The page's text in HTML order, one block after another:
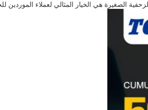
الصغيرة هي الخيار المثالي لعملاء الموردين